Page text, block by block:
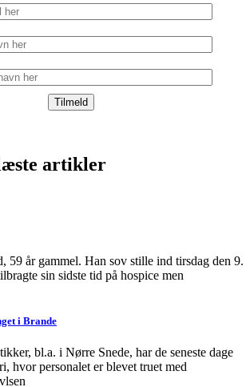
artikler
59 år gammel. Han sov stille ind tirsdag den 9.
sin sidste tid på hospice men
i Brande
bl.a. i Nørre Snede, har de seneste dage
hvor personalet er blevet truet med